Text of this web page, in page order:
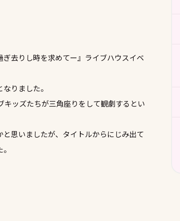
去りし時を求めてー』ライブハウスイベ
りました。
ッズたちが三角座りをして観劇するとい
思いましたが、タイトルからにじみ出て